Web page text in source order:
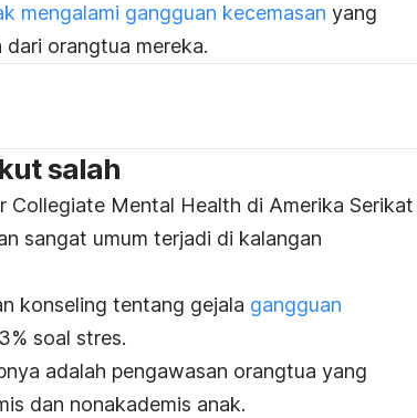
mengalami gangguan kecemasan yang
orangtua mereka.
salah
Collegiate Mental Health di Amerika Serikat
sangat umum terjadi di kalangan
konseling tentang gejala gangguan
soal stres.
adalah pengawasan orangtua yang
dan nonakademis anak.